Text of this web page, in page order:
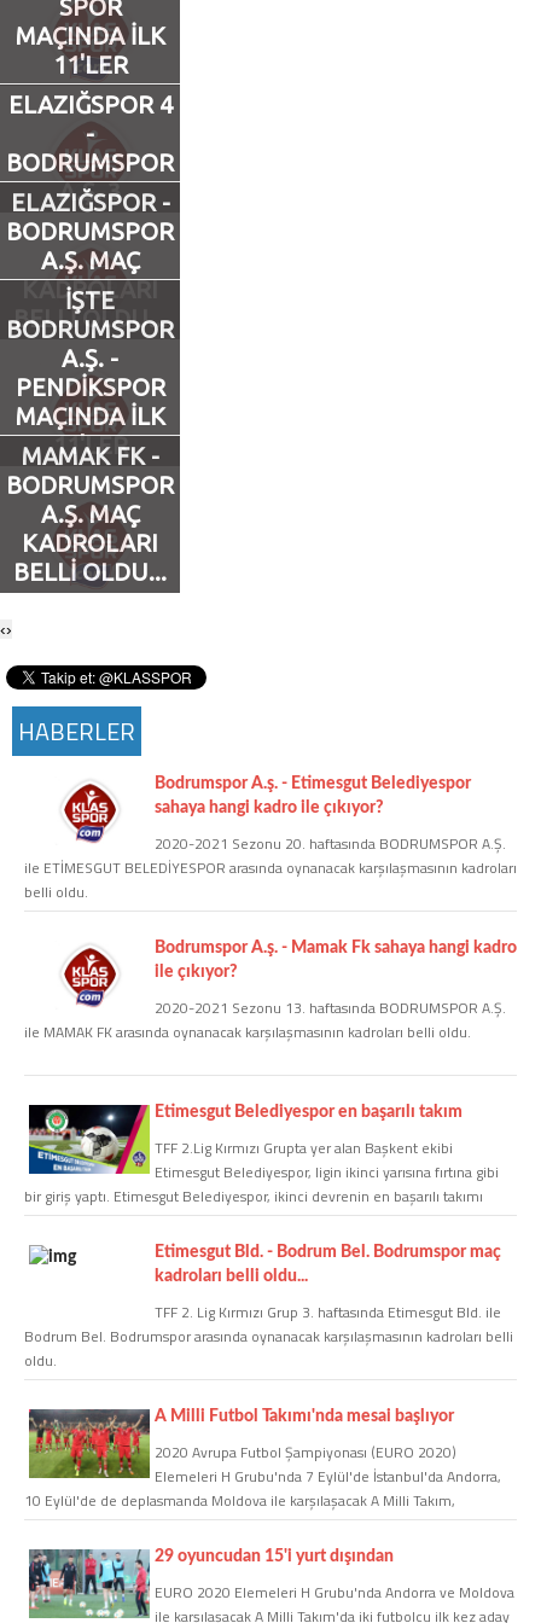
Futbol
Basketbol
Voleybol
Hentbol
Bisiklet
Diğer Sporlar
Facebook
Twitter
Hakkımızda
Hakkımızda
Blog
Künye
İletişim
Web Sürüme Geç
COPYLEFT 2014. AGB Bilişim Teknolojileri
SPOR
MAÇINDA İLK
11'LER
ELAZIĞSPOR 4
-
BODRUMSPOR
A.Ş. 3
ELAZIĞSPOR -
BODRUMSPOR
A.Ş. MAÇ
KADROLARI
BELLİ OLDU...
İŞTE
BODRUMSPOR
A.Ş. -
PENDİKSPOR
MAÇINDA İLK
11'LER
MAMAK FK -
BODRUMSPOR
A.Ş. MAÇ
KADROLARI
BELLİ OLDU...
‹›
HABERLER
Bodrumspor A.ş. - Etimesgut Belediyespor
sahaya hangi kadro ile çıkıyor?
2020-2021 Sezonu 20. haftasında BODRUMSPOR A.Ş.
ile ETİMESGUT BELEDİYESPOR arasında oynanacak karşılaşmasının kadroları
belli oldu.
Bodrumspor A.ş. - Mamak Fk sahaya hangi kadro
ile çıkıyor?
2020-2021 Sezonu 13. haftasında BODRUMSPOR A.Ş.
ile MAMAK FK arasında oynanacak karşılaşmasının kadroları belli oldu.
Etimesgut Belediyespor en başarılı takım
TFF 2.Lig Kırmızı Grupta yer alan Başkent ekibi
Etimesgut Belediyespor, ligin ikinci yarısına fırtına gibi
bir giriş yaptı. Etimesgut Belediyespor, ikinci devrenin en başarılı takımı
oldu.
Etimesgut Bld. - Bodrum Bel. Bodrumspor maç
kadroları belli oldu...
TFF 2. Lig Kırmızı Grup 3. haftasında Etimesgut Bld. ile
Bodrum Bel. Bodrumspor arasında oynanacak karşılaşmasının kadroları belli
oldu.
A Milli Futbol Takımı'nda mesai başlıyor
2020 Avrupa Futbol Şampiyonası (EURO 2020)
Elemeleri H Grubu'nda 7 Eylül'de İstanbul'da Andorra,
10 Eylül'de de deplasmanda Moldova ile karşılaşacak A Milli Takım,
hazırlıklarına 2 Eylül Pazartesi günü başlayacak.
29 oyuncudan 15'i yurt dışından
EURO 2020 Elemeleri H Grubu'nda Andorra ve Moldova
ile karşılaşacak A Milli Takım'da iki futbolcu ilk kez aday